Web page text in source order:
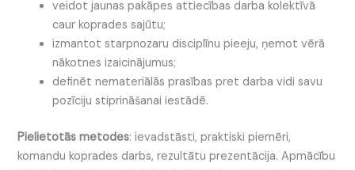
veidot jaunas pakāpes attiecības darba kolektīvā
caur koprades sajūtu;
izmantot starpnozaru disciplīnu pieeju, ņemot vērā
nākotnes izaicinājumus;
definēt nemateriālās prasības pret darba vidi savu
pozīciju stiprināšanai iestādē.
Pielietotās metodes: ievadstāsti, praktiski piemēri,
komandu koprades darbs, rezultātu prezentācija. Apmācību